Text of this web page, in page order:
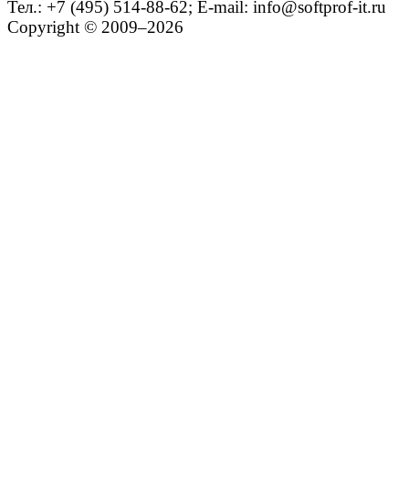
Тел.: +7 (495) 514-88-62; E-mail: info@softprof-it.ru
Copyright © 2009–2026